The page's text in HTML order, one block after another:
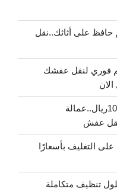
بالرياض بـ18%خصم حافظ على أثاثك..نقل
حي الملقا بـ23%خصم فوري لنقل عفشك
دينا نقل عفش شرق الرياض..خصم100ريال..عمالة
عفش
بـ45%خصم على التغليف بأسعارًا
بـ35%خصم حلول تنظيف متكاملة